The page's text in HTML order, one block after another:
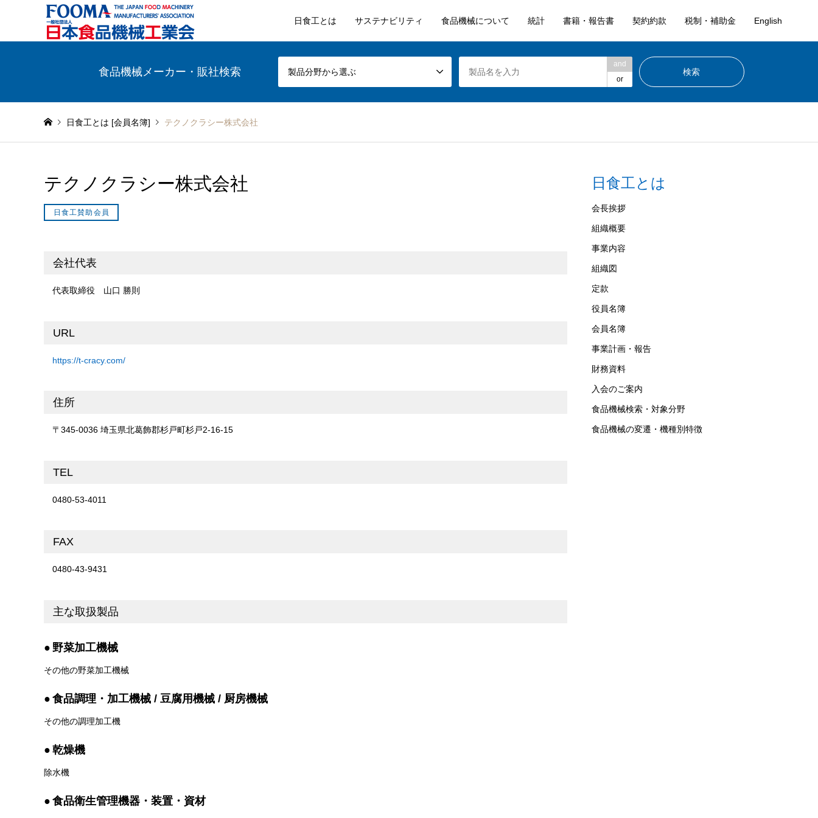
日食工とは サステナビリティ 食品機械について 統計 書籍・報告書 契約約款 税制・補助金 English
食品機械メーカー・販社検索 製品分野から選ぶ
and
or
日食工とは [会員名簿] テクノクラシー株式会社
テクノクラシー株式会社
日食工賛助会員
会社代表
代表取締役 山口 勝則
URL
https://t-cracy.com/
住所
〒345-0036 埼玉県北葛飾郡杉戸町杉戸2-16-15
TEL
0480-53-4011
FAX
0480-43-9431
主な取扱製品
野菜加工機械
その他の野菜加工機械
食品調理・加工機械 / 豆腐用機械 / 厨房機械
その他の調理加工機
乾燥機
除水機
食品衛生管理機器・装置・資材
日食工とは
会長挨拶
組織概要
事業内容
組織図
定款
役員名簿
会員名簿
事業計画・報告
財務資料
入会のご案内
食品機械検索・対象分野
食品機械の変遷・機種別特徴